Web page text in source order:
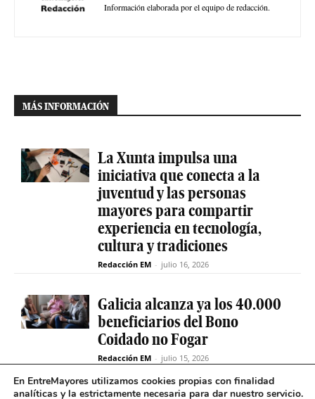
Información elaborada por el equipo de redacción.
MÁS INFORMACIÓN
La Xunta impulsa una
iniciativa que conecta a la
juventud y las personas
mayores para compartir
experiencia en tecnología,
cultura y tradiciones
Redacción EM - julio 16, 2026
Galicia alcanza ya los 40.000
beneficiarios del Bono
Coidado no Fogar
Redacción EM - julio 15, 2026
En EntreMayores utilizamos cookies propias con finalidad
analíticas y la estrictamente necesaria para dar nuestro servicio.